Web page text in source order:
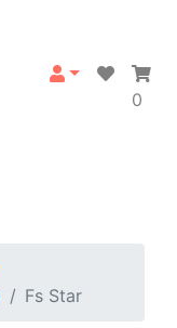
0
Fs Star